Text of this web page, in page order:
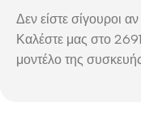
Δεν είστε σίγουροι
Καλέστε μας στο
μοντέλο της